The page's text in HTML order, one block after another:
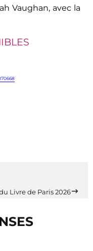
Vaughan, avec la
Livre de Paris 2026